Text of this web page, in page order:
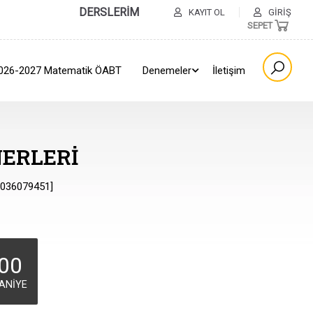
DERSLERİM KAYIT OL
GIRIŞ
SEPET
2027 Matematik ÖABT Denemeler İletişim